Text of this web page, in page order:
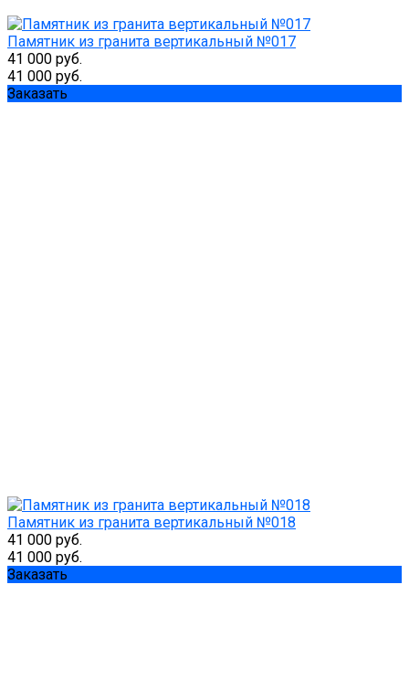
Памятник из гранита вертикальный №017
41 000 руб.
41 000 руб.
Заказать
Памятник из гранита вертикальный №018
41 000 руб.
41 000 руб.
Заказать